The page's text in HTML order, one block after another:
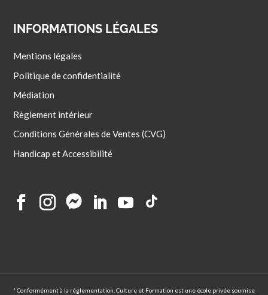
INFORMATIONS LÉGALES
Mentions légales
Politique de confidentialité
Médiation
Règlement intérieur
Conditions Générales de Ventes (CVG)
Handicap et Accessibilité
¹ Conformément à la réglementation, Culture et Formation est une école privée soumise